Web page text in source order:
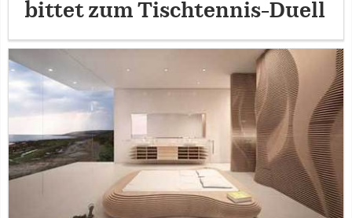
bittet zum Tischtennis-Duell